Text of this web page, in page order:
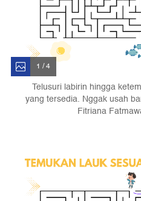
1 / 4
Telusuri labirin hingga
yang tersedia. Nggak usah
Fitriana